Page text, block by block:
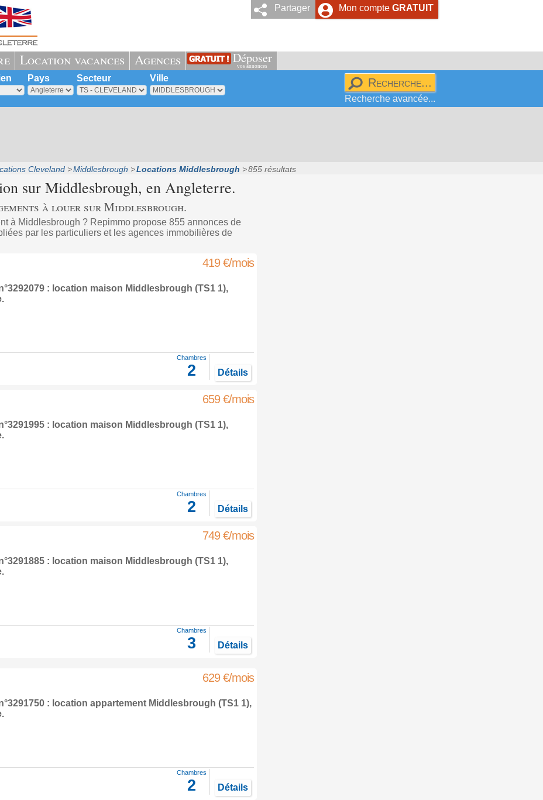
Mon compte GRATUIT
Partager
Location vacances Agences Déposer
vos annonces
Pays Secteur Ville
Recherche avancée...
Cleveland Middlesbrough Locations Middlesbrough 855 résultats
sur Middlesbrough, en Angleterre.
à louer sur Middlesbrough.
à Middlesbrough ? Repimmo propose 855 annonces de
par les particuliers et les agences immobilières de
419 €/mois
: location maison Middlesbrough (TS1 1),
.
Chambres
2 Détails
659 €/mois
: location maison Middlesbrough (TS1 1),
.
Chambres
2 Détails
749 €/mois
: location maison Middlesbrough (TS1 1),
.
Chambres
3 Détails
629 €/mois
: location appartement Middlesbrough (TS1 1),
.
Chambres
2 Détails